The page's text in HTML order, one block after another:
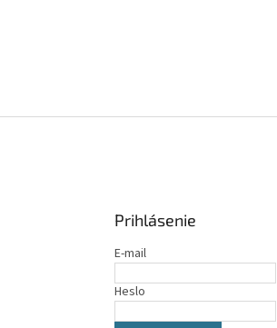
Prihlásenie
E-mail
Heslo